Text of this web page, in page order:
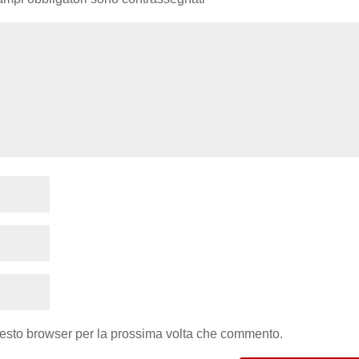
browser per la prossima volta che commento.